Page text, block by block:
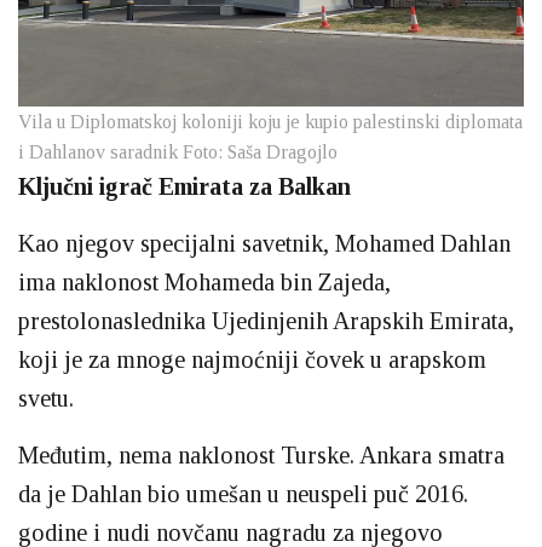
Vila u Diplomatskoj koloniji koju je kupio palestinski diplomata
i Dahlanov saradnik Foto: Saša Dragojlo
Ključni igrač Emirata za Balkan
Kao njegov specijalni savetnik, Mohamed Dahlan
ima naklonost Mohameda bin Zajeda,
prestolonaslednika Ujedinjenih Arapskih Emirata,
koji je za mnoge najmoćniji čovek u arapskom
svetu.
Međutim, nema naklonost Turske. Ankara smatra
da je Dahlan bio umešan u neuspeli puč 2016.
godine i nudi novčanu nagradu za njegovo